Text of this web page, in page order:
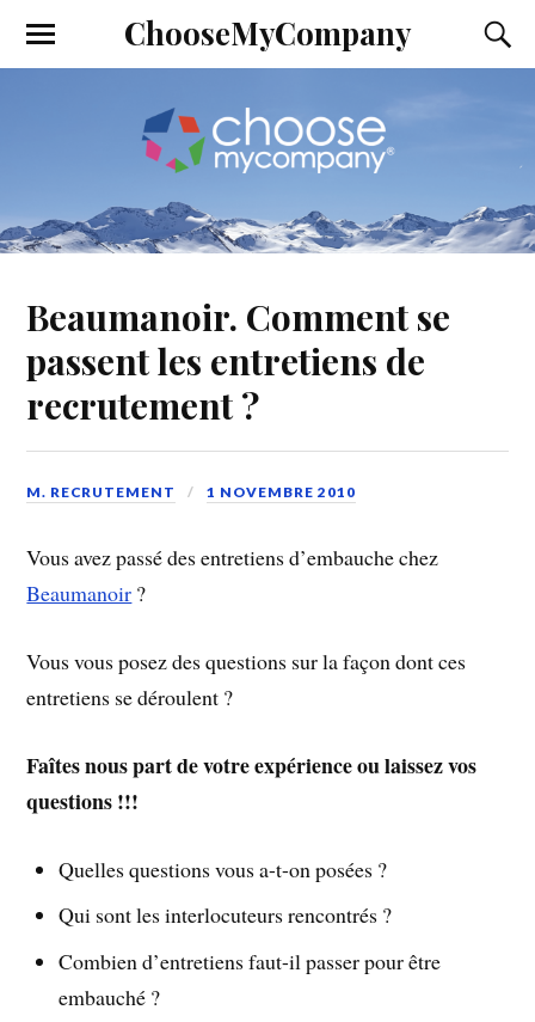
ChooseMyCompany
Beaumanoir. Comment se
passent les entretiens de
recrutement ?
M. RECRUTEMENT 1 NOVEMBRE 2010
Vous avez passé des entretiens d’embauche chez
Beaumanoir ?
Vous vous posez des questions sur la façon dont ces
entretiens se déroulent ?
Faîtes nous part de votre expérience ou laissez vos
questions !!!
Quelles questions vous a-t-on posées ?
Qui sont les interlocuteurs rencontrés ?
Combien d’entretiens faut-il passer pour être
embauché ?